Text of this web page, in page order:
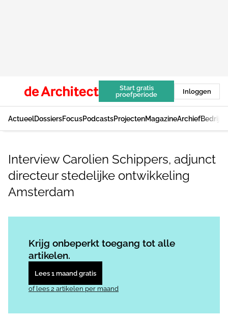
Start gratis
proefperiode
Inloggen
ActueelDossiersFocusPodcastsProjectenMagazineArchief
Interview Carolien Schippers, adjunct
directeur stedelijke ontwikkeling
Amsterdam
Krijg onbeperkt toegang tot alle
artikelen.
Lees 1 maand gratis
of lees 2 artikelen per maand